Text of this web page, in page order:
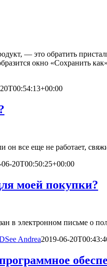
— это обратить
окно «Сохранить
он все еще не работает,
06-20T00:50:25+00:00
моей покупки?
в электронном письме о
Andrea2019-06-